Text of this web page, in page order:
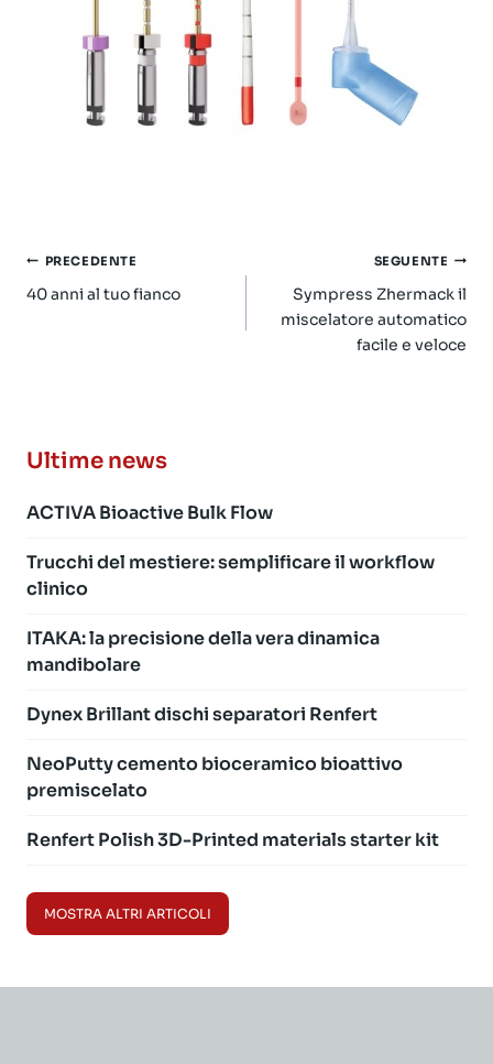
Navigazione
articoli
PRECEDENTE
40 anni al tuo fianco
SEGUENTE
Sympress Zhermack il
miscelatore automatico
facile e veloce
Ultime news
ACTIVA Bioactive Bulk Flow
Trucchi del mestiere: semplificare il workflow
clinico
ITAKA: la precisione della vera dinamica
mandibolare
Dynex Brillant dischi separatori Renfert
NeoPutty cemento bioceramico bioattivo
premiscelato
Renfert Polish 3D-Printed materials starter kit
MOSTRA ALTRI ARTICOLI